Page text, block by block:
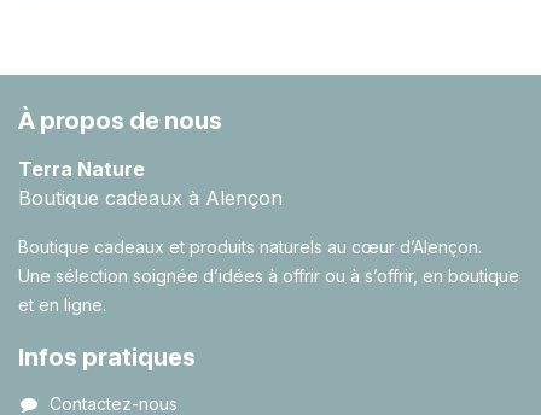
À propos de nous
Terra Nature
Boutique cadeaux à Alençon
Boutique cadeaux et produits naturels au cœur d’Alençon.
Une sélection soignée d’idées à offrir ou à s’offrir, en boutique
et en ligne.
Infos pratiques
Contactez-nous